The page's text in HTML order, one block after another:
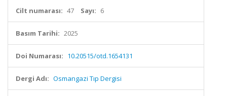
Cilt numarası: 47 Sayı: 6
Basım Tarihi: 2025
Doi Numarası: 10.20515/otd.1654131
Dergi Adı: Osmangazi Tıp Dergisi